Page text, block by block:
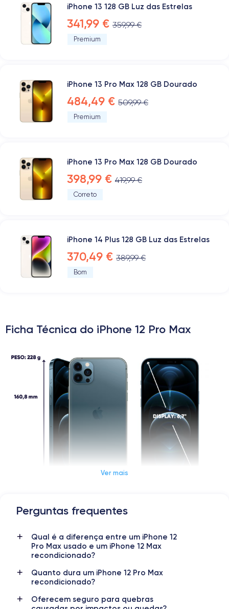
iPhone 13 128 GB Luz das Estrelas
341,99 € 359,99 €
Premium
iPhone 13 Pro Max 128 GB Dourado
484,49 € 509,99 €
Premium
iPhone 13 Pro Max 128 GB Dourado
398,99 € 419,99 €
Correto
iPhone 14 Plus 128 GB Luz das Estrelas
370,49 € 389,99 €
Bom
Ficha Técnica do iPhone 12 Pro Max
Dimensões e peso do iPhone 12 Pro Max
Data de lançamento
13/10/2020
Sistema operativo
iOS (iOS 26)
Dimensões
160.8×78.1×7.4 mm
Peso
Tela Resolução da tela
Ver mais
Perguntas frequentes
Qual é a diferença entre um iPhone 12
Pro Max usado e um iPhone 12 Max
recondicionado?
Quanto dura um iPhone 12 Pro Max
recondicionado?
Oferecem seguro para quebras